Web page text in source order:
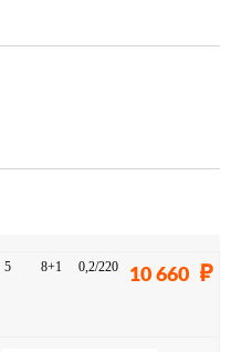
5 8+1 0,2/220 10 660